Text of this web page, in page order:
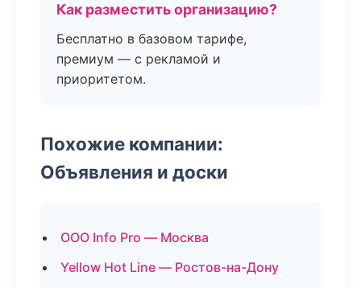
Как разместить организацию?
Бесплатно в базовом тарифе,
премиум — с рекламой и
приоритетом.
Похожие компании:
Объявления и доски
ООО Info Pro — Москва
Yellow Hot Line — Ростов-на-Дону